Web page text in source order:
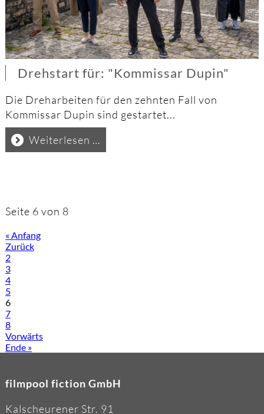
Drehstart für: "Kommissar Dupin"
Die Dreharbeiten für den zehnten Fall von
Kommissar Dupin sind gestartet...
Weiterlesen …
für:
Seite 6 von 8
« Anfang
Zurück
2
3
4
5
6
7
8
Vorwärts
Ende »
filmpool fiction GmbH
Kalscheurener Str. 91